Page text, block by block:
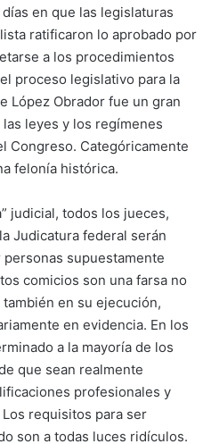
en que las legislaturas
ratificaron lo aprobado por
a los procedimientos
proceso legislativo para la
López Obrador fue un gran
leyes y los regímenes
Congreso. Categóricamente
felonía histórica.
judicial, todos los jueces,
Judicatura federal serán
supuestamente
comicios son una farsa no
en su ejecución,
en evidencia. En los
a la mayoría de los
que sean realmente
profesionales y
requisitos para ser
son a todas luces ridículos.